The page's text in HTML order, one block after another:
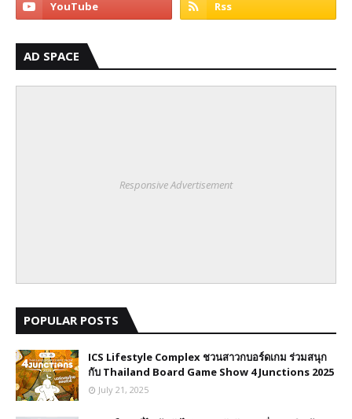
AD SPACE
Responsive Advertisement
POPULAR POSTS
ICS Lifestyle Complex ชวนสาวกบอร์ดเกม ร่วมสนุก
กับ Thailand Board Game Show 4 Junctions 2025
July 21, 2025